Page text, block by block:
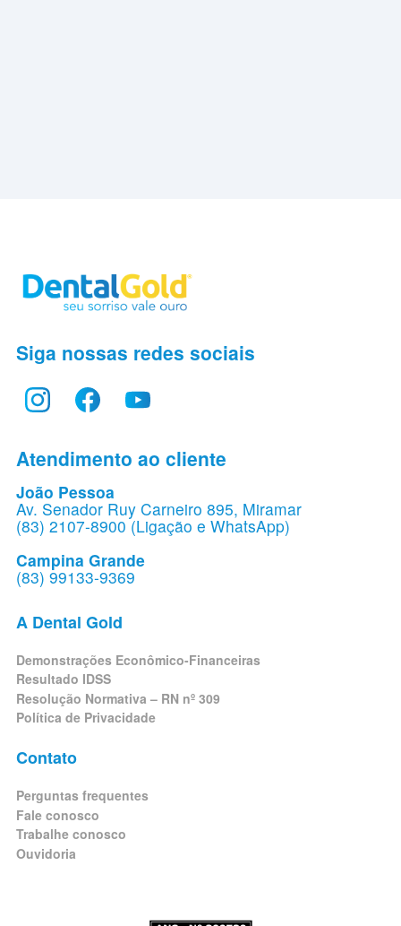
Siga nossas redes sociais
Atendimento ao cliente
João Pessoa
Av. Senador Ruy Carneiro 895, Miramar
(83) 2107-8900 (Ligação e WhatsApp)
Campina Grande
(83) 99133-9369
A Dental Gold
Demonstrações Econômico-Financeiras
Resultado IDSS
Resolução Normativa – RN nº 309
Política de Privacidade
Contato
Perguntas frequentes
Fale conosco
Trabalhe conosco
Ouvidoria